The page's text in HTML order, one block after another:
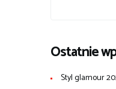
Ostatnie
Styl glamour